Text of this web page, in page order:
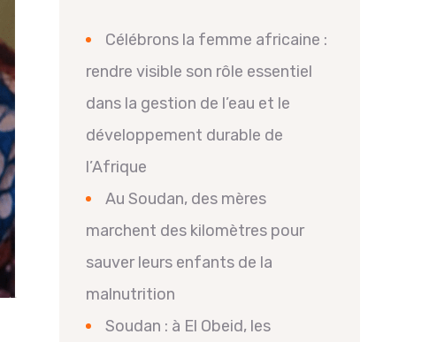
Célébrons la femme africaine :
rendre visible son rôle essentiel
dans la gestion de l’eau et le
développement durable de
l’Afrique
Au Soudan, des mères
marchent des kilomètres pour
sauver leurs enfants de la
malnutrition
Soudan : à El Obeid, les